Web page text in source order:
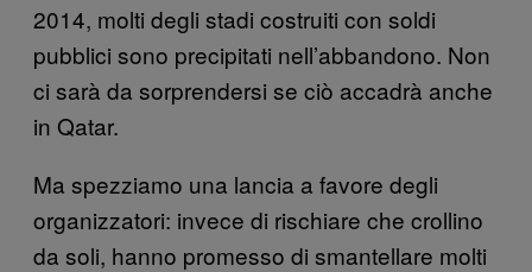
2014, molti degli stadi costruiti con soldi
pubblici sono precipitati nell’abbandono. Non
ci sarà da sorprendersi se ciò accadrà anche
in Qatar.
Ma spezziamo una lancia a favore degli
organizzatori: invece di rischiare che crollino
da soli, hanno promesso di smantellare molti